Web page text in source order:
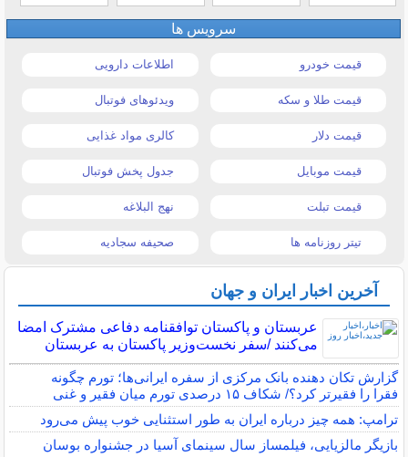
سرویس ها
قیمت خودرو اطلاعات دارویی
قیمت طلا و سکه ویدئوهای فوتبال
قیمت دلار کالری مواد غذایی
قیمت موبایل جدول پخش فوتبال
قیمت تبلت نهج البلاغه
تیتر روزنامه ها صحیفه سجادیه
آخرین اخبار ایران و جهان
عربستان و پاکستان توافقنامه دفاعی مشترک امضا
می‌کنند /سفر نخست‌وزیر پاکستان به عربستان
گزارش تکان‌ دهنده بانک مرکزی از سفره ایرانی‌ها؛ تورم چگونه
فقرا را فقیرتر کرد؟/ شکاف ۱۵ درصدی تورم میان فقیر و غنی
ترامپ: همه چیز درباره ایران به طور استثنایی خوب پیش می‌رود
بازیگر مالزیایی، فیلمساز سال سینمای آسیا در جشنواره بوسان